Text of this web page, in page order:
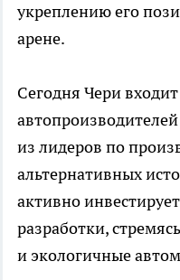
укреплению его
арене.
Сегодня Чери
из лидеров по
альтернативных
активно
разработки,
и экологичные